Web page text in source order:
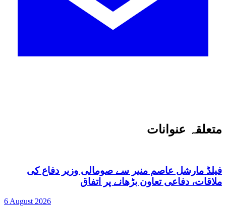
متعلقہ عنوانات
فیلڈ مارشل عاصم منیر سے صومالی وزیر دفاع کی
ملاقات، دفاعی تعاون بڑھانے پر اتفاق
6 August 2026